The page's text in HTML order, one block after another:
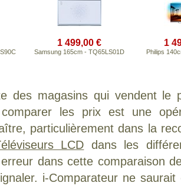
1 499,00 €
Samsung 165cm - TQ65LS01D
1
Philips
des magasins qui vendent le
les prix est une
particulièrement dans la
LCD dans les
dans cette comparaison
i-Comparateur ne